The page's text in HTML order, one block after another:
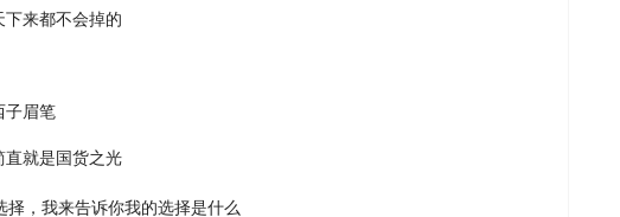
来都不会掉的
子眉笔
就是国货之光